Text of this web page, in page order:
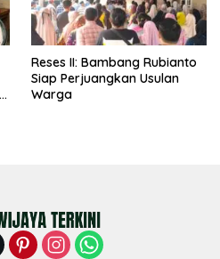
Reses II: Bambang Rubianto
Siap Perjuangkan Usulan
Warga